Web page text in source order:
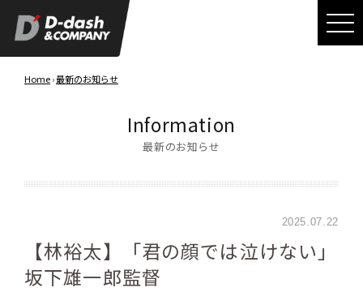
Home›最新のお知らせ
Information
最新のお知らせ
2025.07.22
【林裕太】「君の顔では泣けない」
坂下雄一郎監督